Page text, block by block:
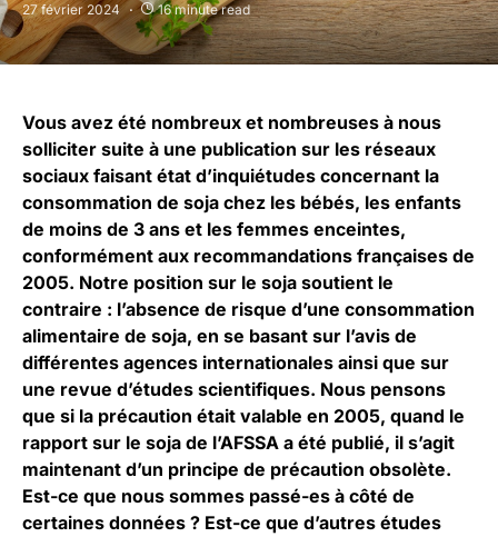
27 février 2024 16 minute read
Vous avez été nombreux et nombreuses à nous
solliciter suite à une publication sur les réseaux
sociaux faisant état d’inquiétudes concernant la
consommation de soja chez les bébés, les enfants
de moins de 3 ans et les femmes enceintes,
conformément aux recommandations françaises de
2005. Notre position sur le soja soutient le
contraire : l’absence de risque d’une consommation
alimentaire de soja, en se basant sur l’avis de
différentes agences internationales ainsi que sur
une revue d’études scientifiques. Nous pensons
que si la précaution était valable en 2005, quand le
rapport sur le soja de l’AFSSA a été publié, il s’agit
maintenant d’un principe de précaution obsolète.
Est-ce que nous sommes passé-es à côté de
certaines données ? Est-ce que d’autres études